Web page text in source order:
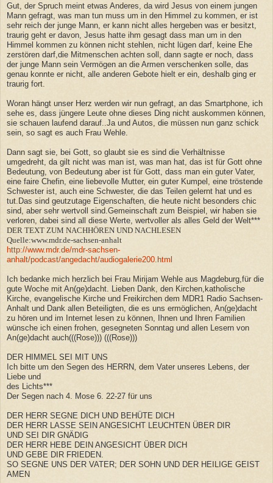
Gut, der Spruch meint etwas Anderes, da wird Jesus von einem jungen
Mann gefragt, was man tun muss um in den Himmel zu kommen, er ist
sehr reich der junge Mann, er kann nicht alles hergeben was er besitzt,
traurig geht er davon, Jesus hatte ihm gesagt dass man um in den
Himmel kommen zu können nicht stehlen, nicht lügen darf, keine Ehe
zerstören darf,die Mitmenschen achten soll, dann sagte er noch, dass
der junge Mann sein Vermögen an die Armen verschenken solle, das
genau konnte er nicht, alle anderen Gebote hielt er ein, deshalb ging er
traurig fort.
Woran hängt unser Herz werden wir nun gefragt, an das Smartphone, ich
sehe es, dass jüngere Leute ohne dieses Ding nicht auskommen können,
sie schauen laufend darauf..Ja und Autos, die müssen nun ganz schick
sein, so sagt es auch Frau Wehle.
Dann sagt sie, bei Gott, so glaubt sie es sind die Verhältnisse
umgedreht, da gilt nicht was man ist, was man hat, das ist für Gott ohne
Bedeutung, von Bedeutung aber ist für Gott, dass man ein guter Vater,
eine faire Chefin, eine liebevolle Mutter, ein guter Kumpel, eine tröstende
Schwester ist, auch eine Schwester, die das Teilen gelernt hat und es
tut.Das sind geutzutage Eigenschaften, die heute nicht besonders chic
sind, aber sehr wertvoll sind.Gemeinschaft zum Beispiel, wir haben sie
verloren, dabei sind all diese Werte, wertvoller als alles Geld der Welt***
DER TEXT ZUM NACHHÖREN UND NACHLESEN
Quelle:www.mdr.de-sachsen-anhalt
http://www.mdr.de/mdr-sachsen-
anhalt/podcast/angedacht/audiogalerie200.html
Ich bedanke mich herzlich bei Frau Mirijam Wehle aus Magdeburg,für die
gute Woche mit An(ge)dacht. Lieben Dank, den Kirchen,katholische
Kirche, evangelische Kirche und Freikirchen dem MDR1 Radio Sachsen-
Anhalt und Dank allen Beteiligten, die es uns ermöglichen, An(ge)dacht
zu hören und im Internet lesen zu können, Ihnen und Ihren Familien
wünsche ich einen frohen, gesegneten Sonntag und allen Lesern von
An(ge)dacht auch(((Rose))) (((Rose)))
DER HIMMEL SEI MIT UNS
Ich bitte um den Segen des HERRN, dem Vater unseres Lebens, der
Liebe und
des Lichts***
Der Segen nach 4. Mose 6. 22-27 für uns
DER HERR SEGNE DICH UND BEHÜTE DICH
DER HERR LASSE SEIN ANGESICHT LEUCHTEN ÜBER DIR
UND SEI DIR GNÄDIG
DER HERR HEBE DEIN ANGESICHT ÜBER DICH
UND GEBE DIR FRIEDEN.
SO SEGNE UNS DER VATER; DER SOHN UND DER HEILIGE GEIST
AMEN